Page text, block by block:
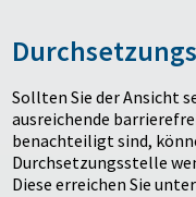
Sollten Sie der Ansicht
ausreichende
benachteiligt sind,
Durchsetzungsstelle
Diese erreichen Sie